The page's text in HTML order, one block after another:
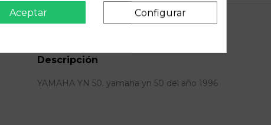
ID: 64652
Descripción
YAMAHA YN 50. yamaha yn 50 del año 1996
Aceptar Configurar